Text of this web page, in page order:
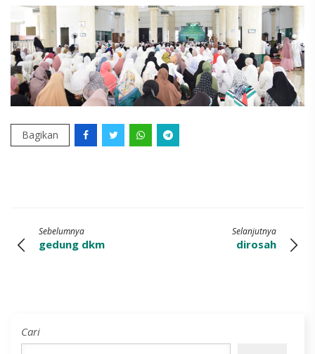
Bagikan
Sebelumnya
gedung dkm
Selanjutnya
dirosah
Cari